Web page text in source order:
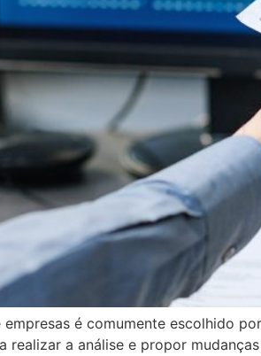
é comumente escolhido
realizar a análise e propor